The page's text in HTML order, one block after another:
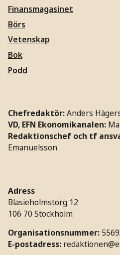
Finansmagasinet
Börs
Vetenskap
Bok
Podd
Chefredaktör:Anders
VD, EFN Ekonomikanalen:
Redaktionschef och tf
Emanuelsson
Adress
Blasieholmstorg 12
106 70 Stockholm
Organisationsnummer:
E-postadress: